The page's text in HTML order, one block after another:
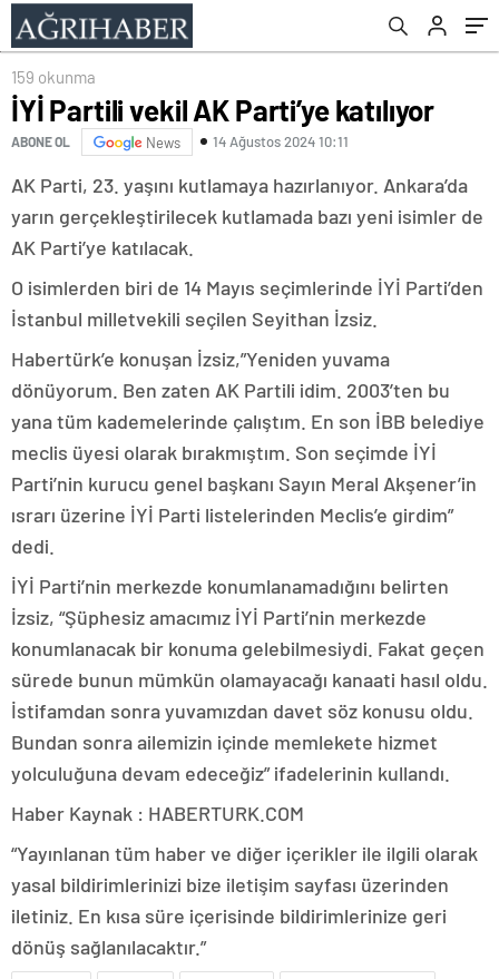
159 okunma
İYİ Partili vekil AK Parti’ye katılıyor
ABONE OL News 14 Ağustos 2024 10:11
AK Parti, 23. yaşını kutlamaya hazırlanıyor. Ankara’da
yarın gerçekleştirilecek kutlamada bazı yeni isimler de
AK Parti’ye katılacak.
O isimlerden biri de 14 Mayıs seçimlerinde İYİ Parti’den
İstanbul milletvekili seçilen Seyithan İzsiz.
Habertürk’e konuşan İzsiz,”Yeniden yuvama
dönüyorum. Ben zaten AK Partili idim. 2003’ten bu
yana tüm kademelerinde çalıştım. En son İBB belediye
meclis üyesi olarak bırakmıştım. Son seçimde İYİ
Parti’nin kurucu genel başkanı Sayın Meral Akşener’in
ısrarı üzerine İYİ Parti listelerinden Meclis’e girdim”
dedi.
İYİ Parti’nin merkezde konumlanamadığını belirten
İzsiz, “Şüphesiz amacımız İYİ Parti’nin merkezde
konumlanacak bir konuma gelebilmesiydi. Fakat geçen
sürede bunun mümkün olamayacağı kanaati hasıl oldu.
İstifamdan sonra yuvamızdan davet söz konusu oldu.
Bundan sonra ailemizin içinde memlekete hizmet
yolculuğuna devam edeceğiz” ifadelerinin kullandı.
Haber Kaynak : HABERTURK.COM
“Yayınlanan tüm haber ve diğer içerikler ile ilgili olarak
yasal bildirimlerinizi bize iletişim sayfası üzerinden
iletiniz. En kısa süre içerisinde bildirimlerinize geri
dönüş sağlanılacaktır.”